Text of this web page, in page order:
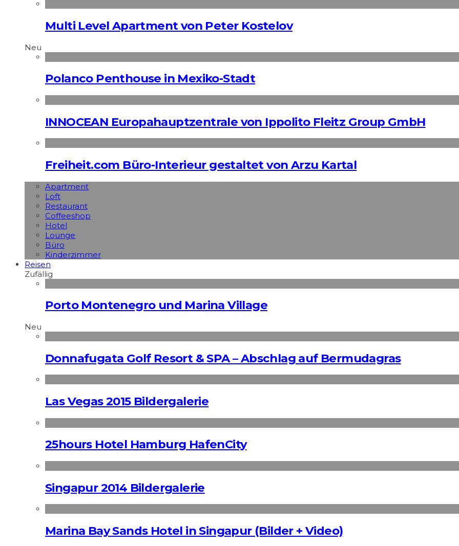
Multi Level Apartment von Peter Kostelov
Neu
Polanco Penthouse in Mexiko-Stadt
INNOCEAN Europahauptzentrale von Ippolito Fleitz Group GmbH
Freiheit.com Büro-Interieur gestaltet von Arzu Kartal
Apart­ment
Loft
Restaurant
Coffeeshop
Hotel
Lounge
Büro
Kinderzimmer
Reisen
Zufällig
Porto Montenegro und Marina Village
Neu
Donnafugata Golf Resort & SPA – Abschlag auf Bermudagras
Las Vegas 2015 Bildergalerie
25hours Hotel Hamburg HafenCity
Singapur 2014 Bildergalerie
Marina Bay Sands Hotel in Singapur (Bilder + Video)